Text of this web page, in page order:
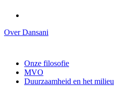
Over Dansani
Onze filosofie
MVO
Duurzaamheid en het milieu